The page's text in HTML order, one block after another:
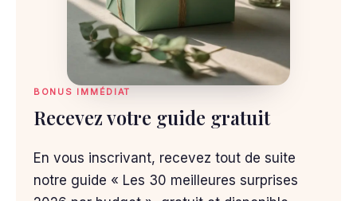
BONUS IMMÉDIAT
Recevez votre guide gratuit
En vous inscrivant, recevez tout de suite
notre guide « Les 30 meilleures surprises